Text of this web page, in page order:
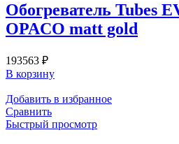
Обогреватель Tubes
OPACO matt gold
193563 ₽
В корзину
Добавить в избранное
Сравнить
Быстрый просмотр